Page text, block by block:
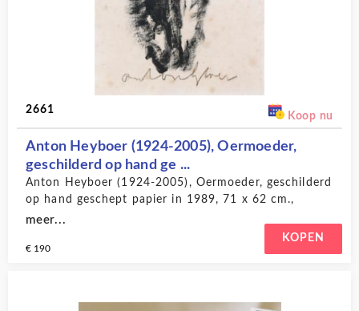
2661
Koop nu
Anton Heyboer (1924-2005), Oermoeder,
geschilderd op hand ge ...
Anton Heyboer (1924-2005), Oermoeder, geschilderd
op hand geschept papier in 1989, 71 x 62 cm.,
provenance particuliere collectie : aangekocht in
1993 voor fl. 2400, Anton Heyboer winkel op de
Prinsengracht 578 te Amsterdam
meer...
€ 190
KOPEN